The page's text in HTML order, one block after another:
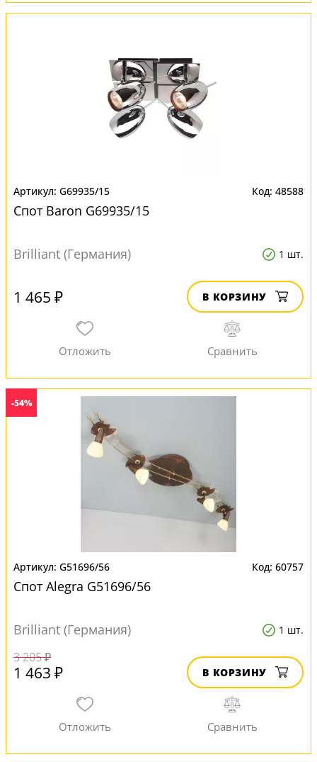
G69935/15 48588
Спот Baron G69935/15
Brilliant (Германия) 1 шт.
1 465 ₽ В КОРЗИНУ
-54%
G51696/56 60757
Спот Alegra G51696/56
Brilliant (Германия) 1 шт.
3 205 ₽
1 463 ₽ В КОРЗИНУ